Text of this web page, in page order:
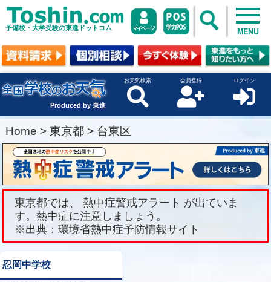
予備校・大学受験の東進ドットコム MENU
Produced by 東進
お天気検索 会員登録 ログイン
Home > 東京都 > 台東区
東京都では、 熱中症警戒アラート が出ていま
す。熱中症に注意しましょう。
※出典：環境省熱中症予防情報サイト
忍岡中学校